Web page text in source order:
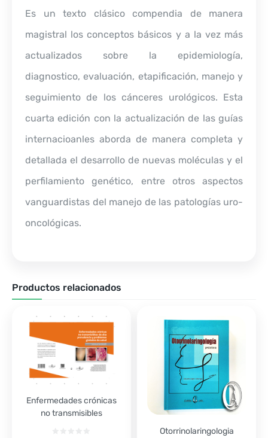
Es un texto clásico compendia de manera
magistral los conceptos básicos y a la vez más
actualizados sobre la epidemiología,
diagnostico, evaluación, etapificación, manejo y
seguimiento de los cánceres urológicos. Esta
cuarta edición con la actualización de las guías
internacioanles aborda de manera completa y
detallada el desarrollo de nuevas moléculas y el
perfilamiento genético, entre otros aspectos
vanguardistas del manejo de las patologías uro-
oncológicas.
Productos relacionados
Enfermedades crónicas
no transmisibles
Otorrinolaringologia